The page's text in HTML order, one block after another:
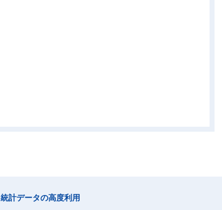
統計データの高度利用